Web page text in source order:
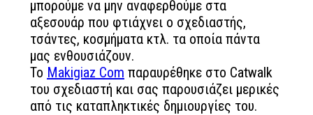
μπορούμε να μην αναφερθούμε στα
αξεσουάρ που φτιάχνει ο σχεδιαστής,
τσάντες, κοσμήματα κτλ. τα οποία πάντα
μας ενθουσιάζουν.
To Makigiaz Com παραυρέθηκε στο Catwalk
του σχεδιαστή και σας παρουσιάζει μερικές
από τις καταπληκτικές δημιουργίες του.